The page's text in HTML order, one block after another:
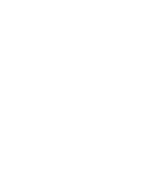
no se vacía adecuadamente.
legales sobre si el fabricante